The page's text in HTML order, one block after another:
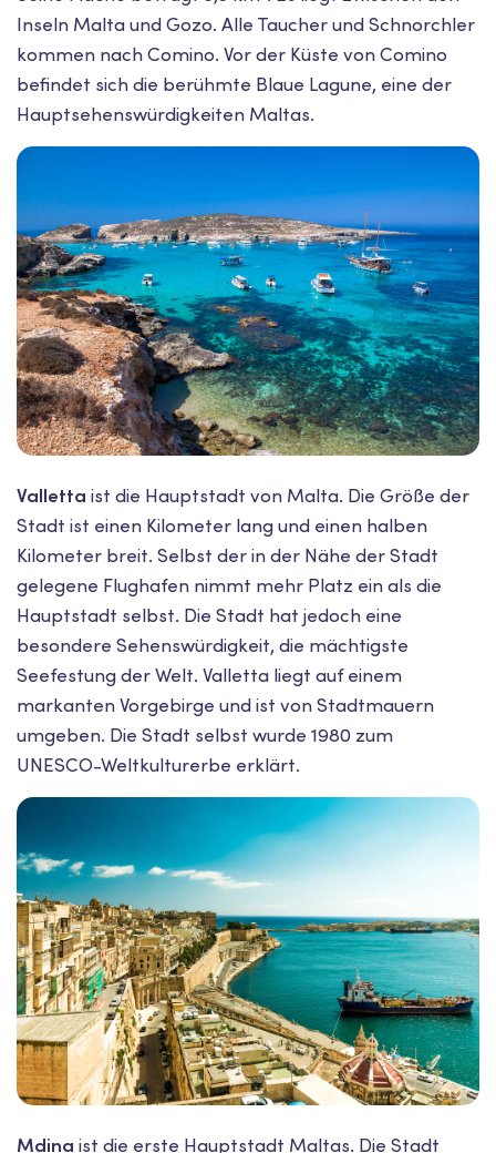
Inseln Malta und Gozo. Alle Taucher und Schnorchler
kommen nach Comino. Vor der Küste von Comino
befindet sich die berühmte Blaue Lagune, eine der
Hauptsehenswürdigkeiten Maltas.
Valletta ist die Hauptstadt von Malta. Die Größe der
Stadt ist einen Kilometer lang und einen halben
Kilometer breit. Selbst der in der Nähe der Stadt
gelegene Flughafen nimmt mehr Platz ein als die
Hauptstadt selbst. Die Stadt hat jedoch eine
besondere Sehenswürdigkeit, die mächtigste
Seefestung der Welt. Valletta liegt auf einem
markanten Vorgebirge und ist von Stadtmauern
umgeben. Die Stadt selbst wurde 1980 zum
UNESCO-Weltkulturerbe erklärt.
Mdina ist die erste Hauptstadt Maltas. Die Stadt